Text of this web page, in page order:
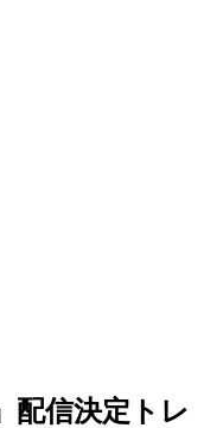
配信決定トレ